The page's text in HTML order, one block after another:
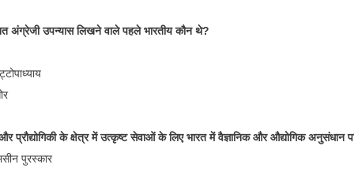
अंग्रेजी उपन्यास लिखने वाले पहले भारतीय कौन थे?
प्रौद्योगिकी के क्षेत्र में उत्कृष्ट सेवाओं के लिए भारत में वैज्ञानिक और औद्योगिक अनुसंधान
पुरस्कार